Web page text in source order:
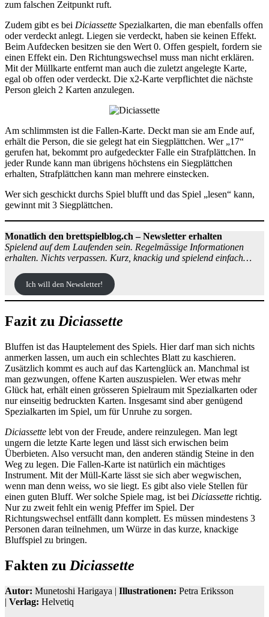
zum falschen Zeitpunkt ruft.
Zudem gibt es bei Diciassette Spezialkarten, die man ebenfalls offen
oder verdeckt anlegt. Liegen sie verdeckt, haben sie keinen Effekt.
Beim Aufdecken besitzen sie den Wert 0. Offen gespielt, fordern sie
einen Effekt ein. Den Richtungswechsel muss man nicht erklären.
Mit der Müllkarte entfernt man auch die zuletzt angelegte Karte,
egal ob offen oder verdeckt. Die x2-Karte verpflichtet die nächste
Person gleich 2 Karten anzulegen.
Am schlimmsten ist die Fallen-Karte. Deckt man sie am Ende auf,
erhält die Person, die sie gelegt hat ein Siegplättchen. Wer „17“
gerufen hat, bekommt pro aufgedeckter Falle ein Strafplättchen. In
jeder Runde kann man übrigens höchstens ein Siegplättchen
erhalten, Strafplättchen kann man mehrere einstecken.
Wer sich geschickt durchs Spiel blufft und das Spiel „lesen“ kann,
gewinnt mit 3 Siegplättchen.
Monatlich den brettspielblog.ch – Newsletter erhalten
Spielend auf dem Laufenden sein. Regelmässige Informationen
erhalten. Nichts verpassen. Kurz, knackig und spielend einfach…
Ich will den Newsletter!
Fazit zu Diciassette
Bluffen ist das Hauptelement des Spiels. Hier darf man sich nichts
anmerken lassen, um auch ein schlechtes Blatt zu kaschieren.
Zusätzlich kommt es auch auf das Kartenglück an. Manchmal ist
man gezwungen, offene Karten auszuspielen. Wer etwas mehr
Glück hat, erhält einen grösseren Spielraum mit Spezialkarten oder
nur einseitig bedruckten Karten. Insgesamt sind aber genügend
Spezialkarten im Spiel, um für Unruhe zu sorgen.
Diciassette lebt von der Freude, andere reinzulegen. Man legt
ungern die letzte Karte legen und lässt sich erwischen beim
Überbieten. Also versucht man, den anderen ständig Steine in den
Weg zu legen. Die Fallen-Karte ist natürlich ein mächtiges
Instrument. Mit der Müll-Karte lässt sie sich aber wegwischen,
wenn man denn weiss, wo sie liegt. Es gibt also viele Stellen für
einen guten Bluff. Wer solche Spiele mag, ist bei Diciassette richtig.
Nur zu zweit fehlt ein wenig Pfeffer im Spiel. Der
Richtungswechsel entfällt dann komplett. Es müssen mindestens 3
Personen daran teilnehmen, um Würze in das kurze, knackige
Bluffspiel zu bringen.
Fakten zu Diciassette
Autor: Munetoshi Harigaya | Illustrationen: Petra Eriksson
| Verlag: Helvetiq